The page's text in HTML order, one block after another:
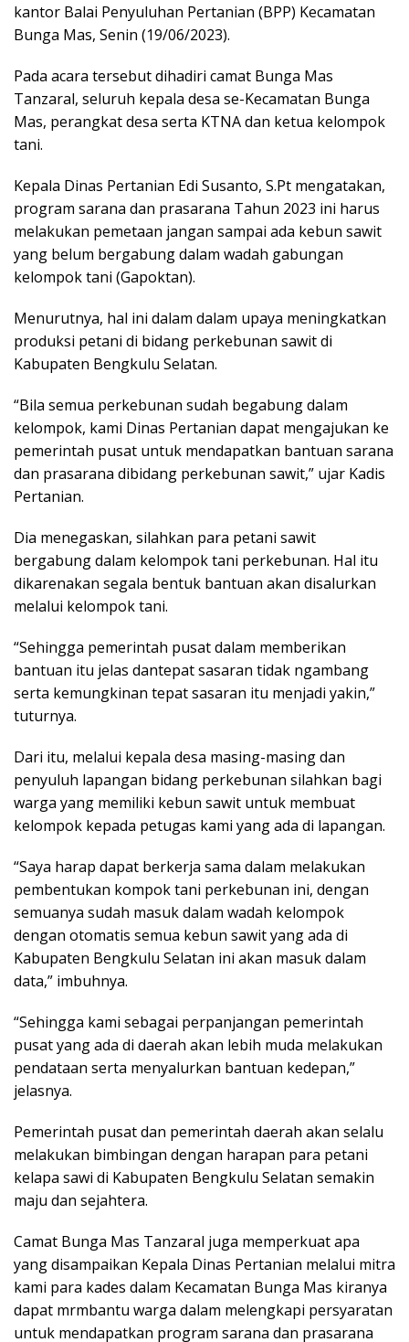
kantor Balai Penyuluhan Pertanian (BPP) Kecamatan
Bunga Mas, Senin (19/06/2023).
Pada acara tersebut dihadiri camat Bunga Mas
Tanzaral, seluruh kepala desa se-Kecamatan Bunga
Mas, perangkat desa serta KTNA dan ketua kelompok
tani.
Kepala Dinas Pertanian Edi Susanto, S.Pt mengatakan,
program sarana dan prasarana Tahun 2023 ini harus
melakukan pemetaan jangan sampai ada kebun sawit
yang belum bergabung dalam wadah gabungan
kelompok tani (Gapoktan).
Menurutnya, hal ini dalam dalam upaya meningkatkan
produksi petani di bidang perkebunan sawit di
Kabupaten Bengkulu Selatan.
“Bila semua perkebunan sudah begabung dalam
kelompok, kami Dinas Pertanian dapat mengajukan ke
pemerintah pusat untuk mendapatkan bantuan sarana
dan prasarana dibidang perkebunan sawit,” ujar Kadis
Pertanian.
Dia menegaskan, silahkan para petani sawit
bergabung dalam kelompok tani perkebunan. Hal itu
dikarenakan segala bentuk bantuan akan disalurkan
melalui kelompok tani.
“Sehingga pemerintah pusat dalam memberikan
bantuan itu jelas dantepat sasaran tidak ngambang
serta kemungkinan tepat sasaran itu menjadi yakin,”
tuturnya.
Dari itu, melalui kepala desa masing-masing dan
penyuluh lapangan bidang perkebunan silahkan bagi
warga yang memiliki kebun sawit untuk membuat
kelompok kepada petugas kami yang ada di lapangan.
“Saya harap dapat berkerja sama dalam melakukan
pembentukan kompok tani perkebunan ini, dengan
semuanya sudah masuk dalam wadah kelompok
dengan otomatis semua kebun sawit yang ada di
Kabupaten Bengkulu Selatan ini akan masuk dalam
data,” imbuhnya.
“Sehingga kami sebagai perpanjangan pemerintah
pusat yang ada di daerah akan lebih muda melakukan
pendataan serta menyalurkan bantuan kedepan,”
jelasnya.
Pemerintah pusat dan pemerintah daerah akan selalu
melakukan bimbingan dengan harapan para petani
kelapa sawi di Kabupaten Bengkulu Selatan semakin
maju dan sejahtera.
Camat Bunga Mas Tanzaral juga memperkuat apa
yang disampaikan Kepala Dinas Pertanian melalui mitra
kami para kades dalam Kecamatan Bunga Mas kiranya
dapat mrmbantu warga dalam melengkapi persyaratan
untuk mendapatkan program sarana dan prasarana